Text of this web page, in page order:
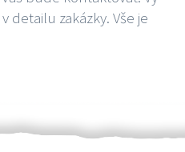
detailu zakázky. Vše je